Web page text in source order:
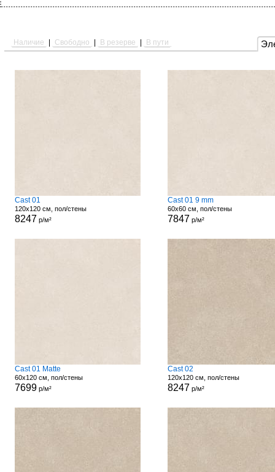
Наличие Свободно В резерве В пути
Cast 01
120x120 см, пол/стены
8247 р/м²
Cast 01 9 mm
60x60 см, пол/стены
7847 р/м²
Cast 01 Matte
60x120 см, пол/стены
7699р/м²
Cast 02
120x120 см, пол/стены
8247 р/м²